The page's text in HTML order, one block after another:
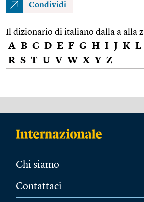
Condividi
Il dizionario di italiano dalla a alla z
A B C D E F G H I J K L
R S T U V W X Y Z
Chi siamo
Contattaci